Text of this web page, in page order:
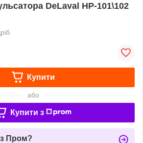
DeLaval НР-101\102
Купити
або
Купити з
Пром?